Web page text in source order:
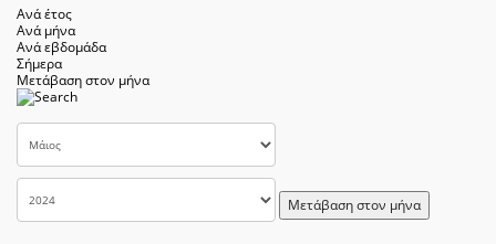
Ανά έτος
Ανά μήνα
Ανά εβδομάδα
Σήμερα
Μετάβαση στον μήνα
Μετάβαση στον μήνα